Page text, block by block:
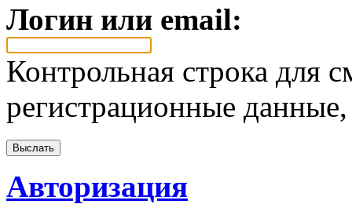
Логин или email:
Контрольная строка для
регистрационные
Авторизация